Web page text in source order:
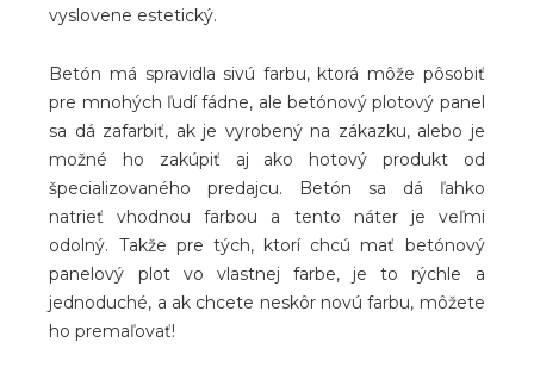
vyslovene estetický.
Betón má spravidla sivú farbu, ktorá môže pôsobiť
pre mnohých ľudí fádne, ale betónový plotový panel
sa dá zafarbiť, ak je vyrobený na zákazku, alebo je
možné ho zakúpiť aj ako hotový produkt od
špecializovaného predajcu. Betón sa dá ľahko
natrieť vhodnou farbou a tento náter je veľmi
odolný. Takže pre tých, ktorí chcú mať betónový
panelový plot vo vlastnej farbe, je to rýchle a
jednoduché, a ak chcete neskôr novú farbu, môžete
ho premaľovať!